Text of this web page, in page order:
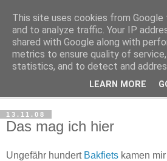
Haltungsturnen
Niveau sieht nur von unten aus wie
13.11.08
Das mag ich hier
Ungefähr hundert Bakfiets kamen
This site uses cookies from
and to analyze traffic. Your IP
shared with Google along with
metrics to ensure quality of
statistics, and to detect and
LEARN MORE